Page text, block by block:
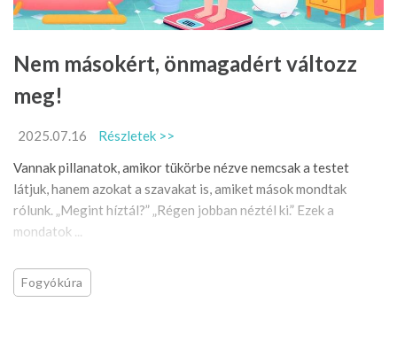
Nem másokért, önmagadért változz
meg!
2025.07.16
Részletek >>
Vannak pillanatok, amikor tükörbe nézve nemcsak a testet
látjuk, hanem azokat a szavakat is, amiket mások mondtak
rólunk. „Megint híztál?” „Régen jobban néztél ki.” Ezek a
mondatok ...
Fogyókúra